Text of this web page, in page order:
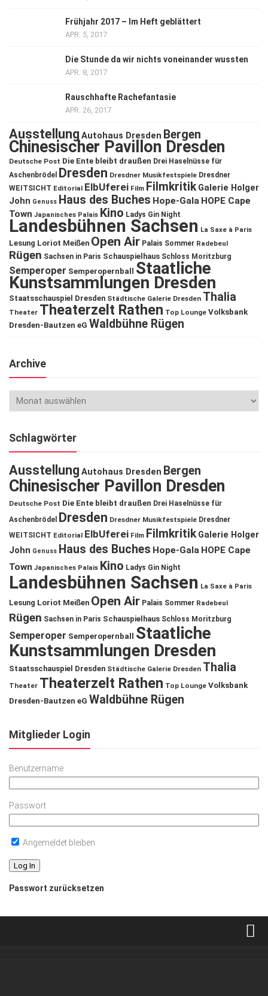
Frühjahr 2017 – Im Heft geblättert
APR. 5, 2017
Die Stunde da wir nichts voneinander wussten
APR. 8, 2017
Rauschhafte Rachefantasie
APR. 26, 2017
Ausstellung Autohaus Dresden Bergen
Chinesischer Pavillon Dresden
Deutsche Post Die Ente bleibt draußen Drei Haselnüsse für
Aschenbrödel
Dresden Dresdner Musikfestspiele Dresdner
WEITSICHT Editorial ElbUferei Film Filmkritik Galerie Holger
John Genuss Haus des Buches Hope-Gala HOPE Cape
Town Japanisches Palais Kino Ladys Gin Night
Landesbühnen Sachsen La Saxe à Paris
Lesung Loriot Meißen Open Air Palais Sommer Radebeul
Rügen Sachsen in Paris Schauspielhaus Schloss Moritzburg
Semperoper Semperopernball Staatliche
Kunstsammlungen Dresden
Staatsschauspiel Dresden Städtische Galerie Dresden Thalia
Theater Theaterzelt Rathen Top Lounge Volksbank
Dresden-Bautzen eG Waldbühne Rügen
Archive
Schlagwörter
Ausstellung Autohaus Dresden Bergen
Chinesischer Pavillon Dresden
Deutsche Post Die Ente bleibt draußen Drei Haselnüsse für
Aschenbrödel
Dresden Dresdner Musikfestspiele Dresdner
WEITSICHT Editorial ElbUferei Film Filmkritik Galerie Holger
John Genuss Haus des Buches Hope-Gala HOPE Cape
Town Japanisches Palais Kino Ladys Gin Night
Landesbühnen Sachsen La Saxe à Paris
Lesung Loriot Meißen Open Air Palais Sommer Radebeul
Rügen Sachsen in Paris Schauspielhaus Schloss Moritzburg
Semperoper Semperopernball
Staatliche
Kunstsammlungen Dresden
Staatsschauspiel Dresden Städtische Galerie Dresden Thalia
Theater Theaterzelt Rathen Top Lounge Volksbank
Dresden-Bautzen eG Waldbühne Rügen
Mitglieder Login
Benutzername
Passwort
Angemeldet bleiben
Passwort zurücksetzen